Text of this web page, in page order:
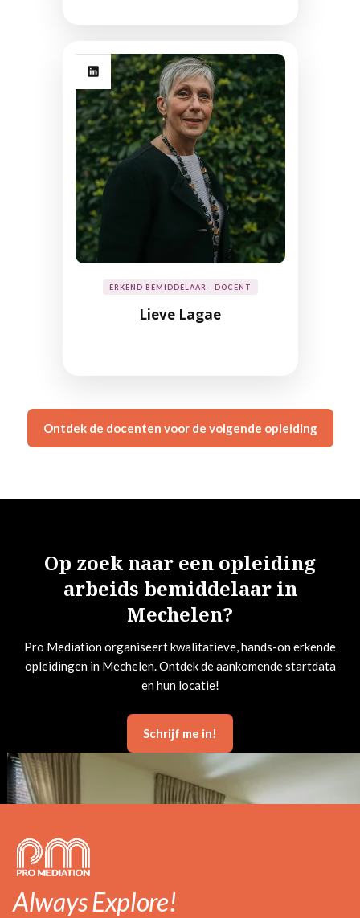
ERKEND BEMIDDELAAR - DOCENT
Lieve Lagae
Ontdek de docenten voor de volgende opleiding
Op zoek naar een opleiding
arbeids bemiddelaar in
Mechelen?
Pro Mediation organiseert kwalitatieve, hands-on erkende
opleidingen in Mechelen. Ontdek de aankomende startdata
en hun locatie!
Schrijf me in!
Always Explore!